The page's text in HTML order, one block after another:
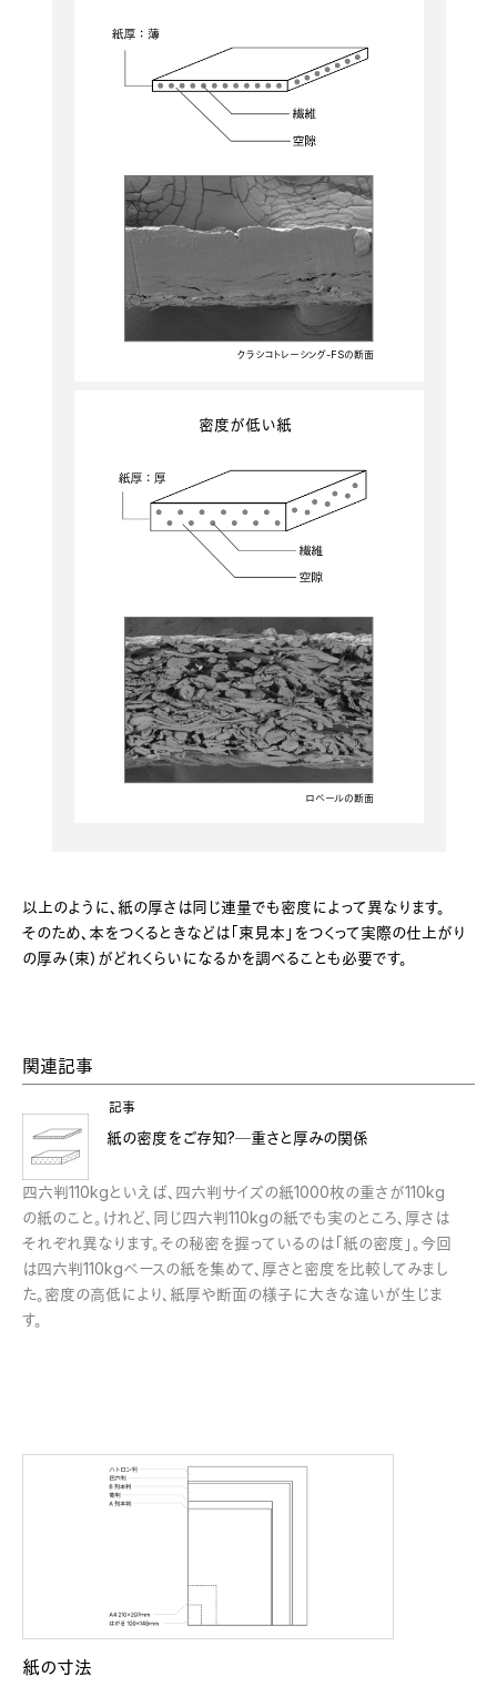
クラシコトレーシング-FSの断面
密度が低い紙
ロベールの断面
以上のように、紙の厚さは同じ連量でも密度によって異なります。
そのため、本をつくるときなどは「束見本」をつくって実際の仕上がり
の厚み（束）がどれくらいになるかを調べることも必要です。
関連記事
記事
紙の密度をご存知?─重さと厚みの関係
四六判110kgといえば、四六判サイズの紙1000枚の重さが110kg
の紙のこと。けれど、同じ四六判110kgの紙でも実のところ、厚さは
それぞれ異なります。その秘密を握っているのは「紙の密度」。今回
は四六判110kgベースの紙を集めて、厚さと密度を比較してみまし
た。密度の高低により、紙厚や断面の様子に大きな違いが生じま
す。
紙の寸法